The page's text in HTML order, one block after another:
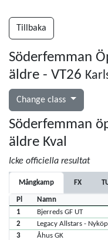
Tillbaka
Söderfemman
äldre - VT26
Change class
Söderfemman
äldre Kval
Icke officiella resultat
Mångkamp FX
Pl Namn
1
Bjerreds GF UT
2
Legacy Allstars -
3
Åhus GK